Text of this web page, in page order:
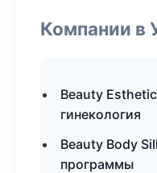
Компании в
Beauty
гинекология
Beauty Body
программы